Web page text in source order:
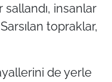
insanlar
topraklar,
de yerle